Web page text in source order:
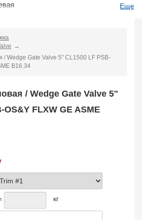
2
1
Еще
/ Wedge Gate Valve 5" CL1500 LF PSB-
B16.34
/ Wedge Gate Valve 5"
OS&Y FLXW GE ASME
кг